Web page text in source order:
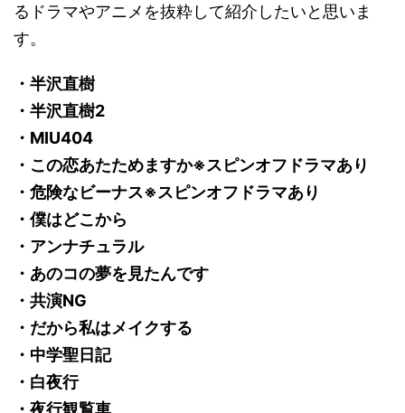
るドラマやアニメを抜粋して紹介したいと思いま
す。
・半沢直樹
・半沢直樹2
・MIU404
・この恋あたためますか※スピンオフドラマあり
・危険なビーナス※スピンオフドラマあり
・僕はどこから
・アンナチュラル
・あのコの夢を見たんです
・共演NG
・だから私はメイクする
・中学聖日記
・白夜行
・夜行観覧車